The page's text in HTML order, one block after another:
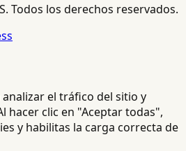
Todos los derechos reservados.
el tráfico del sitio y
hacer clic en "Aceptar todas",
y habilitas la carga correcta de